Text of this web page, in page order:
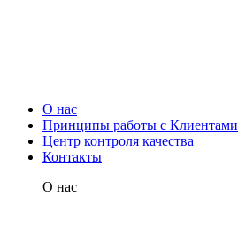
О нас
Принципы работы с Клиентами
Центр контроля качества
Контакты
О нас